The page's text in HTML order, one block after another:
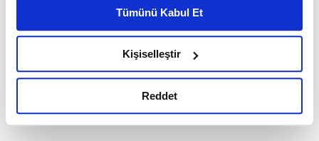
Metnimizi ziyaret edebilirsiniz.
6698 sayılı Kişisel Verilerin Korunması Kanunu uyarınca
okumak ve sitemizi ziyaretiniz kapsamında
gerçekleştirilen veri işleme faaliyetleri ile ilgili daha
detaylı bilgi almak için lütfentıklayınız.
Tümünü Kabul Et
Kişiselleştir
Reddet